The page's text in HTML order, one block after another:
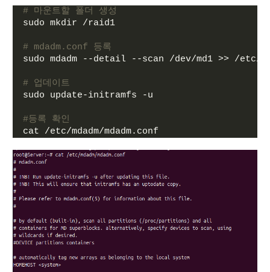
# 마운트할 폴더 생성
sudo mkdir /raid1
# mdadm.conf 등록
sudo mdadm --detail --scan /dev/md1 >> /etc/
# 업데이트
sudo update-initramfs -u
#등록 확인
cat /etc/mdadm/mdadm.conf